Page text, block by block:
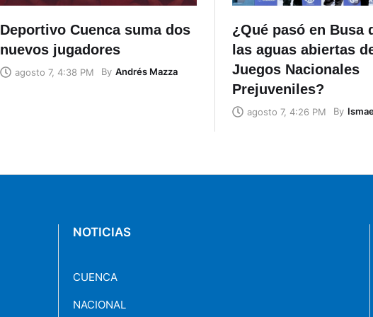
Deportivo Cuenca suma dos
nuevos jugadores
agosto 7, 4:38 PM By Andrés Mazza
¿Qué pasó en Busa
las aguas abiertas
Juegos Nacionales
Prejuveniles?
agosto 7, 4:26 PM By
NOTICIAS
CUENCA
NACIONAL